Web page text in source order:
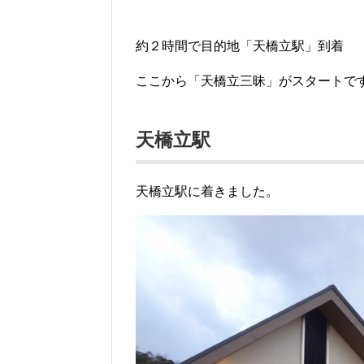
約２時間で目的地「天橋立駅」到着
ここから「天橋立三昧」がスタートで
天橋立駅
天橋立駅に着きました。